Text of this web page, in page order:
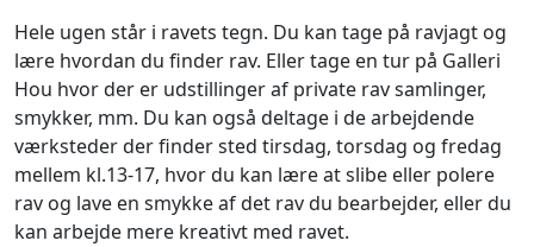
Hele ugen står i ravets tegn. Du kan tage på ravjagt og
lære hvordan du finder rav. Eller tage en tur på Galleri
Hou hvor der er udstillinger af private rav samlinger,
smykker, mm. Du kan også deltage i de arbejdende
værksteder der finder sted tirsdag, torsdag og fredag
mellem kl.13-17, hvor du kan lære at slibe eller polere
rav og lave en smykke af det rav du bearbejder, eller du
kan arbejde mere kreativt med ravet.